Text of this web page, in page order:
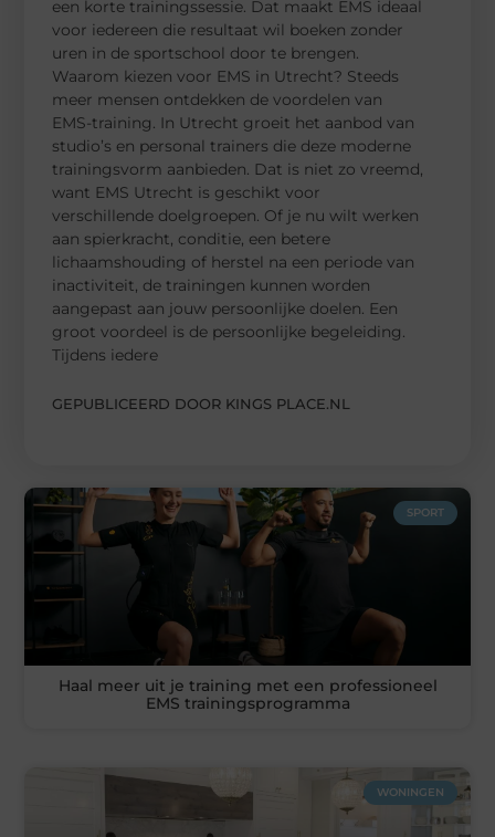
een korte trainingssessie. Dat maakt EMS ideaal
voor iedereen die resultaat wil boeken zonder
uren in de sportschool door te brengen.
Waarom kiezen voor EMS in Utrecht? Steeds
meer mensen ontdekken de voordelen van
EMS-training. In Utrecht groeit het aanbod van
studio’s en personal trainers die deze moderne
trainingsvorm aanbieden. Dat is niet zo vreemd,
want EMS Utrecht is geschikt voor
verschillende doelgroepen. Of je nu wilt werken
aan spierkracht, conditie, een betere
lichaamshouding of herstel na een periode van
inactiviteit, de trainingen kunnen worden
aangepast aan jouw persoonlijke doelen. Een
groot voordeel is de persoonlijke begeleiding.
Tijdens iedere
GEPUBLICEERD DOOR KINGS PLACE.NL
SPORT
Haal meer uit je training met een professioneel
EMS trainingsprogramma
WONINGEN